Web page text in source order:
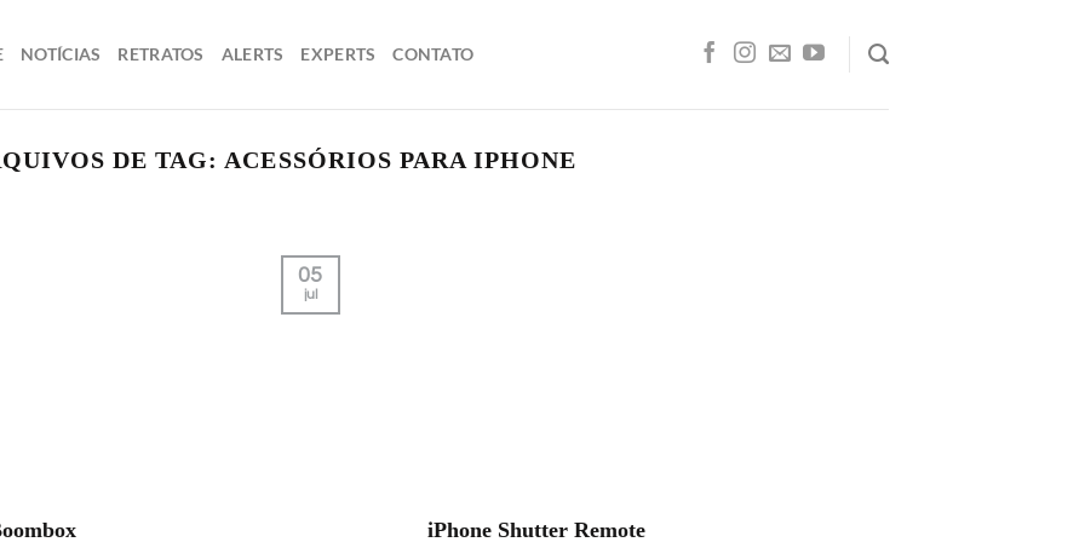
NOTÍCIAS RETRATOS ALERTS EXPERTS CONTATO
DE TAG: ACESSÓRIOS PARA IPHONE
iPhone Shutter Remote
05
jul